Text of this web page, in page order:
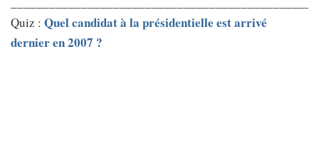
Quiz : Quel candidat à la présidentielle est arrivé
dernier en 2007 ?